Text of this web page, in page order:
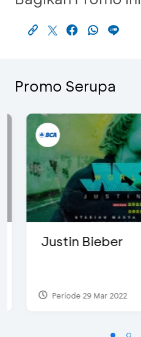
Promo Serupa
Justin Bieber
Periode 29 Mar 2022